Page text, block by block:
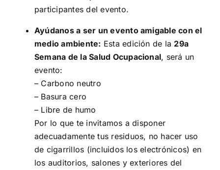
participantes del evento.
Ayúdanos a ser un evento amigable con el
medio ambiente: Esta edición de la 29a
Semana de la Salud Ocupacional, será un
evento:
– Carbono neutro
– Basura cero
– Libre de humo
Por lo que te invitamos a disponer
adecuadamente tus residuos, no hacer uso
de cigarrillos (incluidos los electrónicos) en
los auditorios, salones y exteriores del